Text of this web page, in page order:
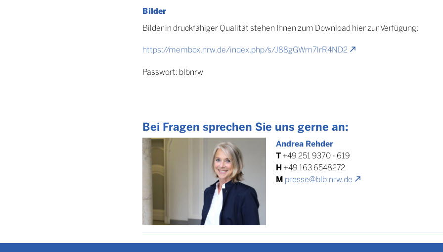
Bilder
Bilder in druckfähiger Qualität stehen Ihnen zum Download hier zur Verfügung:
https://membox.nrw.de/index.php/s/J88gGWm7lrR4ND2
Passwort: blbnrw
Bei Fragen sprechen Sie uns gerne an:
Andrea Rehder
T+49 251 9370 - 619
H +49 163 6548272
M presse@blb.nrw.de